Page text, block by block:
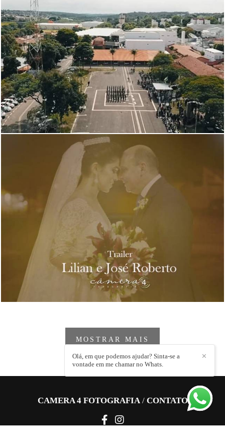
1553 0
1300 0
MOSTRAR MAIS
CAMERA 4 FOTOGRAFIA/ CONTATO
✕
Olá, em que podemos ajudar? Sinta-se a
vontade em me chamar no Whats.